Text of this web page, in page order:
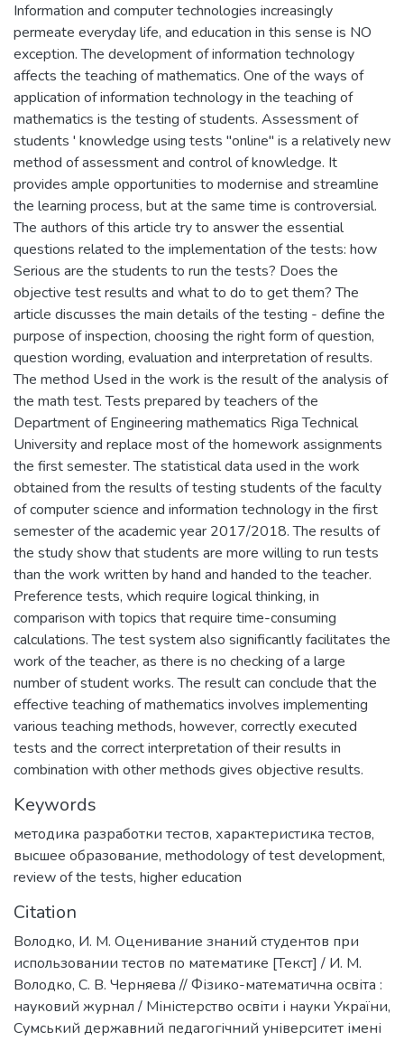
Information and computer technologies increasingly
permeate everyday life, and education in this sense is NO
exception. The development of information technology
affects the teaching of mathematics. One of the ways of
application of information technology in the teaching of
mathematics is the testing of students. Assessment of
students ' knowledge using tests "online" is a relatively new
method of assessment and control of knowledge. It
provides ample opportunities to modernise and streamline
the learning process, but at the same time is controversial.
The authors of this article try to answer the essential
questions related to the implementation of the tests: how
Serious are the students to run the tests? Does the
objective test results and what to do to get them? The
article discusses the main details of the testing - define the
purpose of inspection, choosing the right form of question,
question wording, evaluation and interpretation of results.
The method Used in the work is the result of the analysis of
the math test. Tests prepared by teachers of the
Department of Engineering mathematics Riga Technical
University and replace most of the homework assignments
the first semester. The statistical data used in the work
obtained from the results of testing students of the faculty
of computer science and information technology in the first
semester of the academic year 2017/2018. The results of
the study show that students are more willing to run tests
than the work written by hand and handed to the teacher.
Preference tests, which require logical thinking, in
comparison with topics that require time-consuming
calculations. The test system also significantly facilitates the
work of the teacher, as there is no checking of a large
number of student works. The result can conclude that the
effective teaching of mathematics involves implementing
various teaching methods, however, correctly executed
tests and the correct interpretation of their results in
combination with other methods gives objective results.
Keywords
методика разработки тестов, характеристика тестов,
высшее образование, methodology of test development,
review of the tests, higher education
Citation
Володко, И. М. Оценивание знаний студентов при
использовании тестов по математике [Текст] / И. М.
Володко, С. В. Черняева // Фізико-математична освіта :
науковий журнал / Міністерство освіти і науки України,
Сумський державний педагогічний університет імені